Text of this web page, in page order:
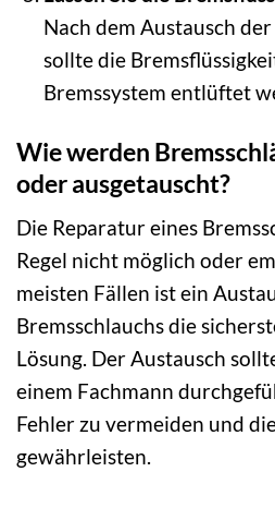
Nach dem Austausch
sollte die
Bremssystem entlüftet
Wie werden
oder ausgetauscht?
Die Reparatur eines
Regel nicht möglich oder
meisten Fällen ist ein
Bremsschlauchs die
Lösung. Der Austausch
einem Fachmann
Fehler zu vermeiden und
gewährleisten.